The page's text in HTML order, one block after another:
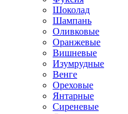
Шоколад
Шампань
Оливковые
Оранжевые
Вишневые
Изумрудные
Венге
Ореховые
Янтарные
Сиреневые